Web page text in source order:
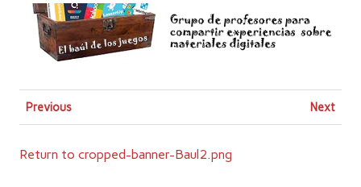
Previous Next
Return to cropped-banner-Baul2.png